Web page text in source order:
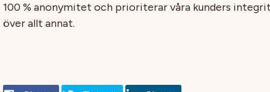
100 % anonymitet och prioriterar våra kunders
över allt annat.